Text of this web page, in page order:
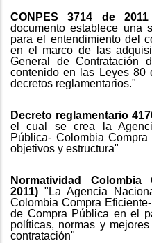
CONPES 3714 de 2011
documento establece una
para el entendimiento del
en el marco de las
General de Contratación
contenido en las Leyes 80
decretos reglamentarios."
Decreto reglamentario
el cual se crea la
Pública- Colombia
objetivos y estructura"
Normatividad Colombia
2011) "La Agencia
Colombia Compra
de Compra Pública en el
políticas, normas y
contratación"